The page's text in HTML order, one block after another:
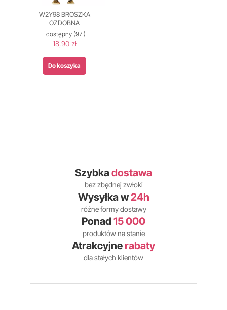
W2Y98 BROSZKA
OZDOBNA
dostępny(97 )
18,90 zł
Do koszyka
Szybkadostawa
bez zbędnej zwłoki
Wysyłka w24h
różne formy dostawy
Ponad 15 000
produktów na stanie
Atrakcyjne rabaty
dla stałych klientów